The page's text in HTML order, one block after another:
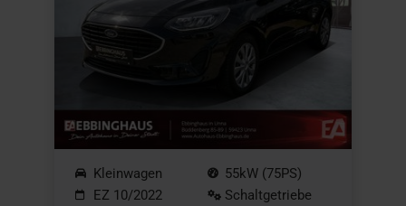
Kleinwagen
EZ 10/2022
55kW (75PS)
Schaltgetriebe